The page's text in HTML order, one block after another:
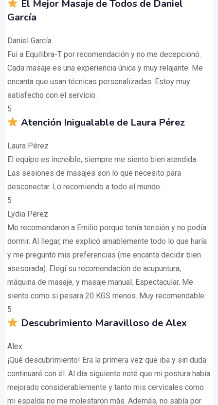
El Mejor Masaje de Todos de Daniel
García
Daniel García
Fui a Equilibra-T por recomendación y no me decepcionó.
Cada masaje es una experiencia única y muy relajante. Me
encanta que usan técnicas personalizadas. Estoy muy
satisfecho con el servicio.
5
Atención Inigualable de Laura Pérez
Laura Pérez
El equipo es increíble, siempre me siento bien atendida.
Las sesiones de masajes son lo que necesito para
desconectar. Lo recomiendo a todo el mundo.
5
Lydia Pérez
Me recomendaron a Emilio porque tenía tensión y no podía
dormir. Al llegar, me explicó amablemente todo lo que haría
y me preguntó mis preferencias (me encanta decidir bien
asesorada). Elegí su recomendación de acupuntura,
máquina de masaje, y masaje manual. Espectacular. Me
siento como si pesara 20 KGS menos. Muy recomendable.
5
Descubrimiento Maravilloso de Alex
Alex
¡Qué descubrimiento! Era la primera vez que iba y sin duda
continuaré con él. Al día siguiente noté que mi postura había
mejorado considerablemente y tanto mis cervicales como
mi espalda no me molestaron más. Además, no sabía por